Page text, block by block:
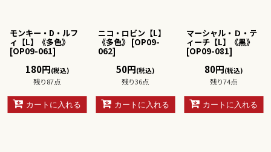
モンキー・D・ルフ
ィ【L】《多色》
[OP09-061]
180円(税込)
残り87点
カートに入れる
ニコ・ロビン【L】
《多色》 [OP09-
062]
50円(税込)
残り36点
カートに入れる
マーシャル・Ｄ・テ
ィーチ【L】《黒》
[OP09-081]
80円(税込)
残り74点
カートに入れる